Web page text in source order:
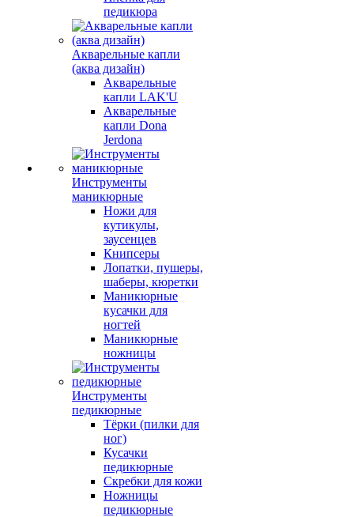
педикюра
Акварельные капли
(аква дизайн)
Акварельные
капли LAK'U
Акварельные
капли Dona
Jerdona
Инструменты
маникюрные
Ножи для
кутикулы,
заусенцев
Книпсеры
Лопатки, пушеры,
шаберы, кюретки
Маникюрные
кусачки для
ногтей
Маникюрные
ножницы
Инструменты
педикюрные
Тёрки (пилки для
ног)
Кусачки
педикюрные
Скребки для кожи
Ножницы
педикюрные